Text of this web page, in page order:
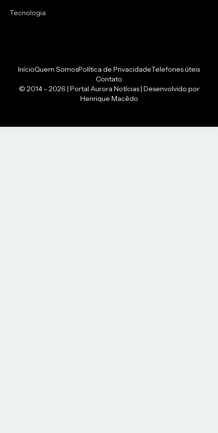
Tecnologia
© 2014 - 2026 | Portal Aurora Notícias | Desenvolvido por
Henrique Macêdo
InícioQuem SomosPolítica de PrivacidadeTelefones úteis
Contato